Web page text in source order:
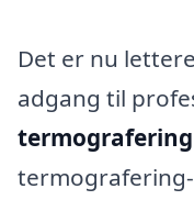
Det er nu
adgang til